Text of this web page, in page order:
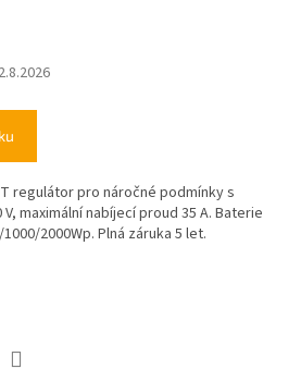
regulátor pro náročné podmínky s
maximální nabíjecí proud 35 A. Baterie
2000Wp. Plná záruka 5 let.